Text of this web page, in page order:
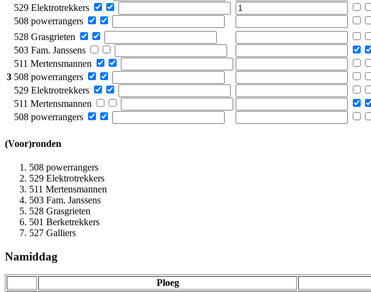
529 Elektrotrekkers
508 powerrangers
3
528 Grasgrieten
503 Fam. Janssens
511 Mertensmannen
508 powerrangers
529 Elektrotrekkers
511 Mertensmannen
508 powerrangers
(Voor)ronden
508 powerrangers
529 Elektrotrekkers
511 Mertensmannen
503 Fam. Janssens
528 Grasgrieten
501 Berketrekkers
527 Galliers
Namiddag
Ploeg